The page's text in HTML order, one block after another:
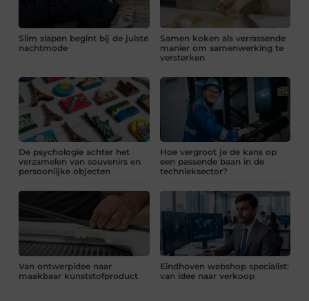
Slim slapen begint bij de juiste
nachtmode
Samen koken als verrassende
manier om samenwerking te
versterken
De psychologie achter het
verzamelen van souvenirs en
persoonlijke objecten
Hoe vergroot je de kans op
een passende baan in de
technieksector?
Van ontwerpidee naar
maakbaar kunststofproduct
Eindhoven webshop specialist:
van idee naar verkoop